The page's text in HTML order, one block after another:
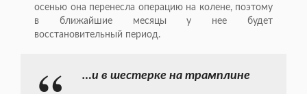
осенью она перенесла операцию на колене, поэтому
в ближайшие месяцы у нее будет
восстановительный период.
…и в шестерке на трамплине